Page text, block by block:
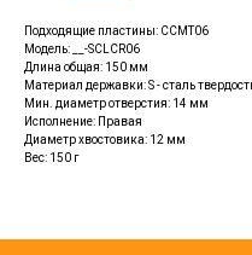
Подходящие пластины: CCMT06
Модель: __-SCLCR06
Длина общая: 150 мм
Материал державки: S - сталь
Мин. диаметр отверстия: 14 мм
Исполнение: Правая
Диаметр хвостовика: 12 мм
Вес: 150 г